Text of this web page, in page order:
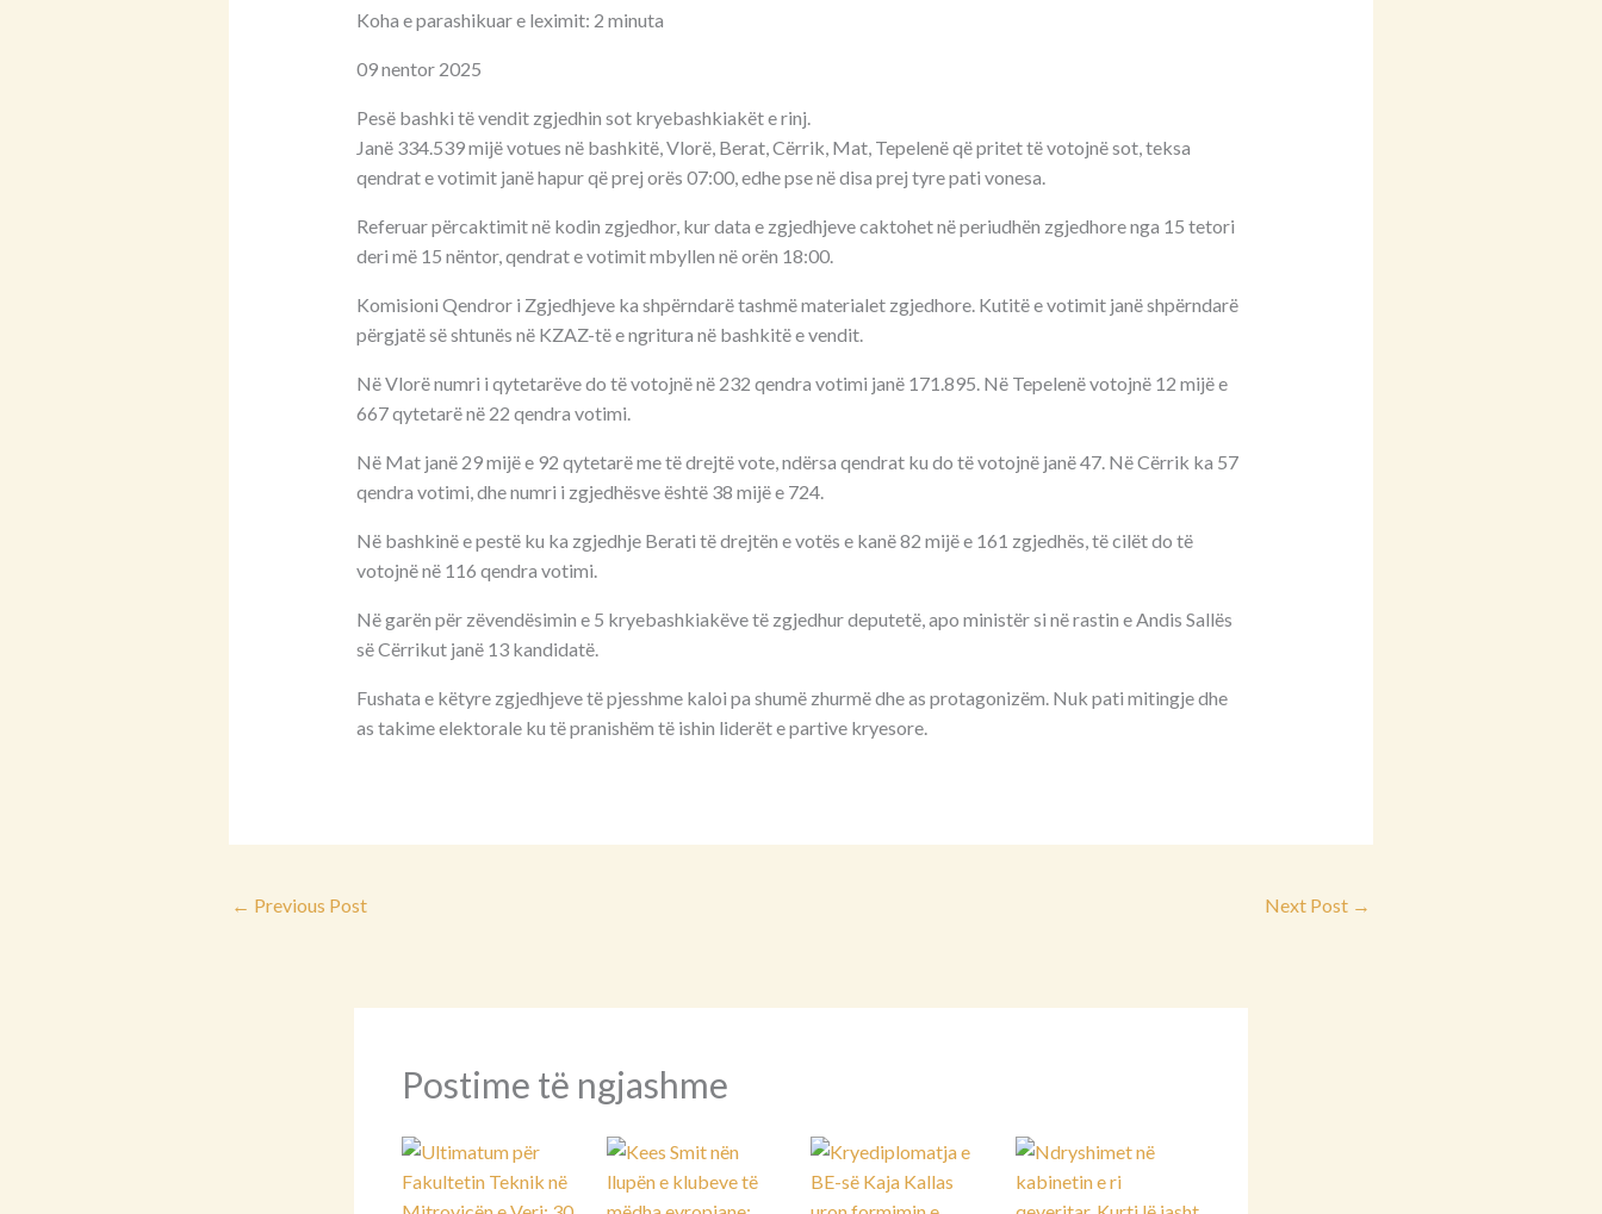
Koha e parashikuar e leximit: 2 minuta
09 nentor 2025
Pesë bashki të vendit zgjedhin sot kryebashkiakët e rinj.
Janë 334.539 mijë votues në bashkitë, Vlorë, Berat, Cërrik, Mat, Tepelenë që pritet të votojnë sot, teksa
qendrat e votimit janë hapur që prej orës 07:00, edhe pse në disa prej tyre pati vonesa.
Referuar përcaktimit në kodin zgjedhor, kur data e zgjedhjeve caktohet në periudhën zgjedhore nga 15 tetori
deri më 15 nëntor, qendrat e votimit mbyllen në orën 18:00.
Komisioni Qendror i Zgjedhjeve ka shpërndarë tashmë materialet zgjedhore. Kutitë e votimit janë shpërndarë
përgjatë së shtunës në KZAZ-të e ngritura në bashkitë e vendit.
Në Vlorë numri i qytetarëve do të votojnë në 232 qendra votimi janë 171.895. Në Tepelenë votojnë 12 mijë e
667 qytetarë në 22 qendra votimi.
Në Mat janë 29 mijë e 92 qytetarë me të drejtë vote, ndërsa qendrat ku do të votojnë janë 47. Në Cërrik ka 57
qendra votimi, dhe numri i zgjedhësve është 38 mijë e 724.
Në bashkinë e pestë ku ka zgjedhje Berati të drejtën e votës e kanë 82 mijë e 161 zgjedhës, të cilët do të
votojnë në 116 qendra votimi.
Në garën për zëvendësimin e 5 kryebashkiakëve të zgjedhur deputetë, apo ministër si në rastin e Andis Sallës
së Cërrikut janë 13 kandidatë.
Fushata e këtyre zgjedhjeve të pjesshme kaloi pa shumë zhurmë dhe as protagonizëm. Nuk pati mitingje dhe
as takime elektorale ku të pranishëm të ishin liderët e partive kryesore.
← Previous Post Next Post →
Postime të ngjashme